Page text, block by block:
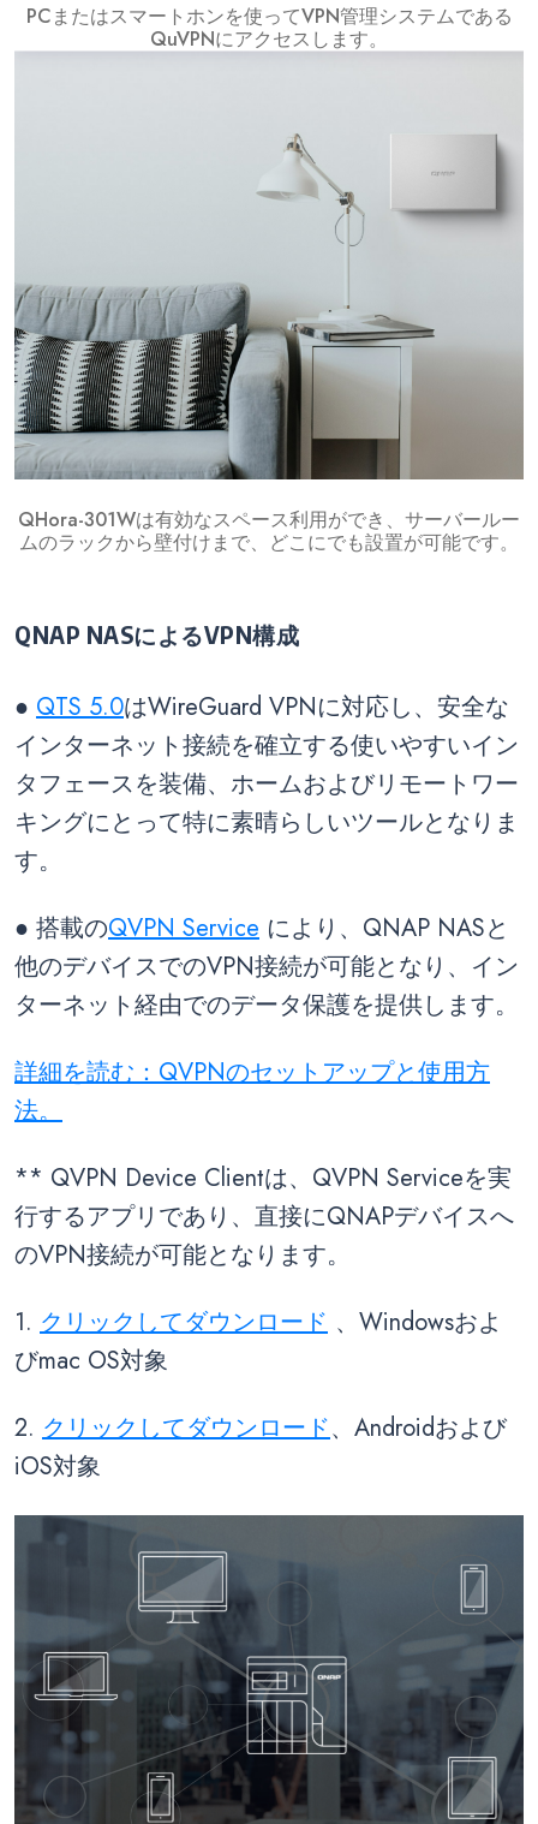
PCまたはスマートホンを使ってVPN管理システムである
QuVPNにアクセスします。
QHora-301Wは有効なスペース利用ができ、サーバールー
ムのラックから壁付けまで、どこにでも設置が可能です。
QNAP NASによるVPN構成
● QTS 5.0はWireGuard VPNに対応し、安全な
インターネット接続を確立する使いやすいイン
タフェースを装備、ホームおよびリモートワー
キングにとって特に素晴らしいツールとなりま
す。
● 搭載のQVPN Service により、QNAP NASと
他のデバイスでのVPN接続が可能となり、イン
ターネット経由でのデータ保護を提供します。
詳細を読む：QVPNのセットアップと使用方
法。
** QVPN Device Clientは、QVPN Serviceを実
行するアプリであり、直接にQNAPデバイスへ
のVPN接続が可能となります。
1. クリックしてダウンロード 、Windowsおよ
びmac OS対象
2. クリックしてダウンロード、Androidおよび
iOS対象